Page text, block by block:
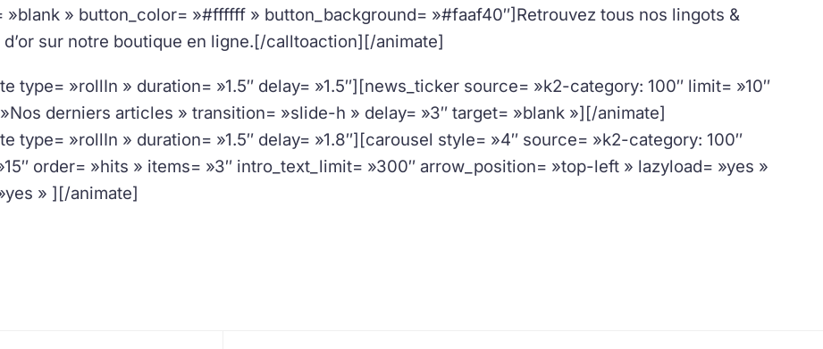
»blank » button_color= »#ffffff » button_background= »#faaf40″]Retrouvez tous nos lingots &
sur notre boutique en ligne.[/calltoaction][/animate]
type= »rollIn » duration= »1.5″ delay= »1.5″][news_ticker source= »k2-category: 100″ limit= »10″
derniers articles » transition= »slide-h » delay= »3″ target= »blank »][/animate]
type= »rollIn » duration= »1.5″ delay= »1.8″][carousel style= »4″ source= »k2-category: 100″
order= »hits » items= »3″ intro_text_limit= »300″ arrow_position= »top-left » lazyload= »yes »
» ][/animate]